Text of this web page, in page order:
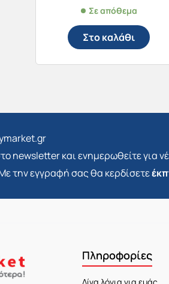
Σε απόθεμα
Στο καλάθι
newsletter και ενημερωθείτε για
την εγγραφή σας θα κερδίσετε
Πληροφορίες